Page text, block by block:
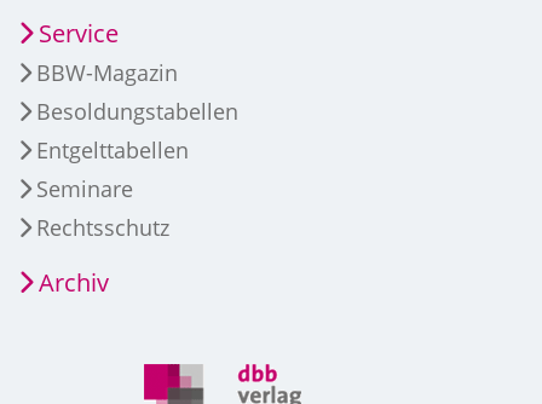
Service
BBW-Magazin
Besoldungstabellen
Entgelttabellen
Seminare
Rechtsschutz
Archiv